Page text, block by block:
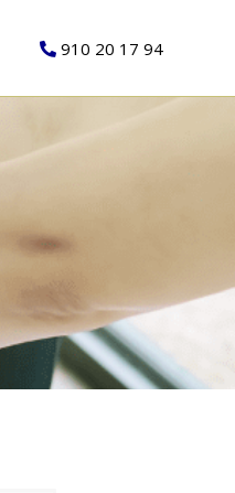
910 20 17 94